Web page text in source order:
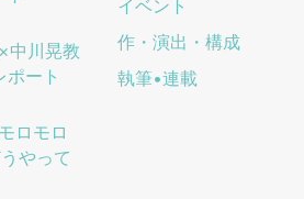
中川晃教
ート
ロモロ
やって
イベント
作・演出・構成
執筆•連載